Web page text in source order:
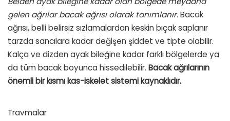
gelen ağrılar bacak ağrısı olarak tanımlanır.Bacak
ağrısı, belli belirsiz sızlamalardan keskin bıçak saplanır
tarzda sancılara kadar değişen şiddet ve tipte olabilir.
Kalça ve dizden ayak bileğine kadar farklı bölgelerde ya
da tüm bacak boyunca hissedilebilir. Bacak ağrılarının
önemli bir kısmı kas-iskelet sistemi kaynaklıdır.
Travmalar